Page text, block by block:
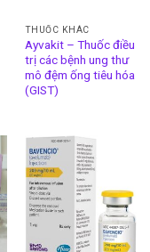
THUỐC KHÁC
Ayvakit – Thuốc điều
trị các bệnh ung thư
mô đệm ống tiêu hóa
(GIST)